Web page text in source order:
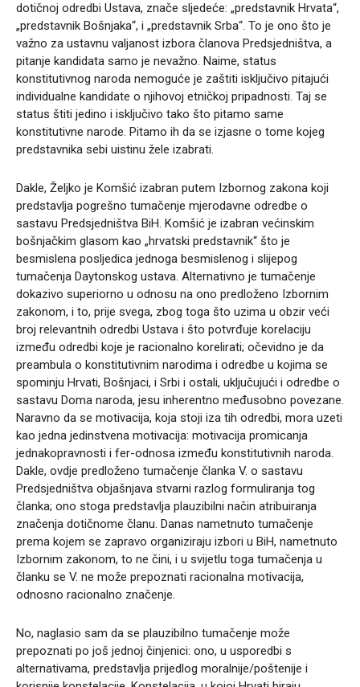
dotičnoj odredbi Ustava, znače sljedeće: „predstavnik Hrvata“,
„predstavnik Bošnjaka“, i „predstavnik Srba“. To je ono što je
važno za ustavnu valjanost izbora članova Predsjedništva, a
pitanje kandidata samo je nevažno. Naime, status
konstitutivnog naroda nemoguće je zaštiti isključivo pitajući
individualne kandidate o njihovoj etničkoj pripadnosti. Taj se
status štiti jedino i isključivo tako što pitamo same
konstitutivne narode. Pitamo ih da se izjasne o tome kojeg
predstavnika sebi uistinu žele izabrati.
Dakle, Željko je Komšić izabran putem Izbornog zakona koji
predstavlja pogrešno tumačenje mjerodavne odredbe o
sastavu Predsjedništva BiH. Komšić je izabran većinskim
bošnjačkim glasom kao „hrvatski predstavnik“ što je
besmislena posljedica jednoga besmislenog i slijepog
tumačenja Daytonskog ustava. Alternativno je tumačenje
dokazivo superiorno u odnosu na ono predloženo Izbornim
zakonom, i to, prije svega, zbog toga što uzima u obzir veći
broj relevantnih odredbi Ustava i što potvrđuje korelaciju
između odredbi koje je racionalno korelirati; očevidno je da
preambula o konstitutivnim narodima i odredbe u kojima se
spominju Hrvati, Bošnjaci, i Srbi i ostali, uključujući i odredbe o
sastavu Doma naroda, jesu inherentno međusobno povezane.
Naravno da se motivacija, koja stoji iza tih odredbi, mora uzeti
kao jedna jedinstvena motivacija: motivacija promicanja
jednakopravnosti i fer-odnosa između konstitutivnih naroda.
Dakle, ovdje predloženo tumačenje članka V. o sastavu
Predsjedništva objašnjava stvarni razlog formuliranja tog
članka; ono stoga predstavlja plauzibilni način atribuiranja
značenja dotičnome članu. Danas nametnuto tumačenje
prema kojem se zapravo organiziraju izbori u BiH, nametnuto
Izbornim zakonom, to ne čini, i u svijetlu toga tumačenja u
članku se V. ne može prepoznati racionalna motivacija,
odnosno racionalno značenje.
No, naglasio sam da se plauzibilno tumačenje može
prepoznati po još jednoj činjenici: ono, u usporedbi s
alternativama, predstavlja prijedlog moralnije/poštenije i